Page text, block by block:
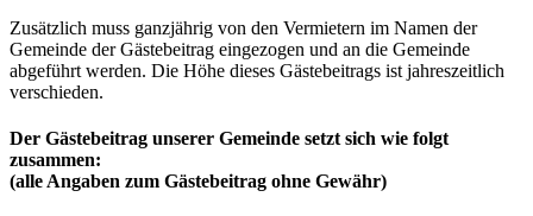
Zusätzlich muss ganzjährig von den Vermietern im Namen der
Gemeinde der Gästebeitrag eingezogen und an die Gemeinde
abgeführt werden. Die Höhe dieses Gästebeitrags ist jahreszeitlich
verschieden.
Der Gästebeitrag unserer Gemeinde setzt sich wie folgt
zusammen:
(alle Angaben zum Gästebeitrag ohne Gewähr)